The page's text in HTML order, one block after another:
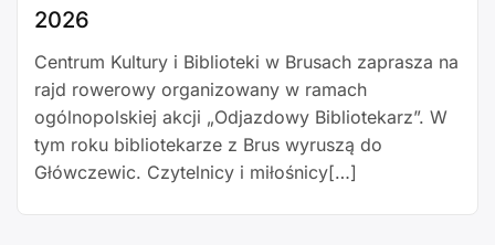
2026
Centrum Kultury i Biblioteki w Brusach zaprasza na
rajd rowerowy organizowany w ramach
ogólnopolskiej akcji „Odjazdowy Bibliotekarz”. W
tym roku bibliotekarze z Brus wyruszą do
Główczewic. Czytelnicy i miłośnicy[…]